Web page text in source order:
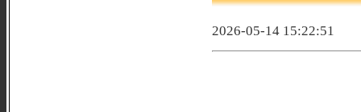
2026-05-14 15:22:51